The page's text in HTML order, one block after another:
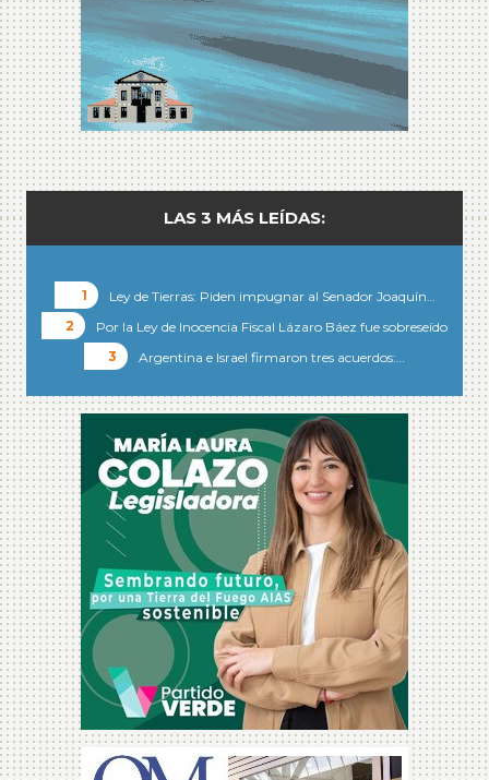
LAS 3 MÁS LEÍDAS:
Ley de Tierras: Piden impugnar al Senador Joaquín…
Por la Ley de Inocencia Fiscal Lázaro Báez fue sobreseído
Argentina e Israel firmaron tres acuerdos:…